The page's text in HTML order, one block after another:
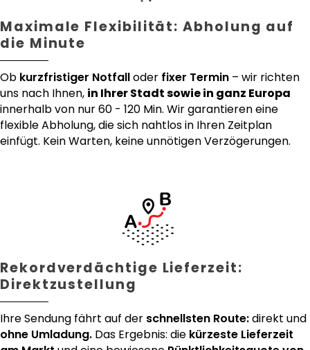
Maximale Flexibilität: Abholung auf
die Minute
Ob kurzfristiger Notfalloder fixer Termin – wir richten
uns nach Ihnen, in Ihrer Stadt sowie in ganz Europa
innerhalb von nur 60 - 120 Min. Wir garantieren eine
flexible Abholung, die sich nahtlos in Ihren Zeitplan
einfügt. Kein Warten, keine unnötigen Verzögerungen.
Rekordverdächtige Lieferzeit:
Direktzustellung
Ihre Sendung fährt auf der schnellsten Route:direkt und
ohne Umladung. Das Ergebnis: die kürzeste Lieferzeit